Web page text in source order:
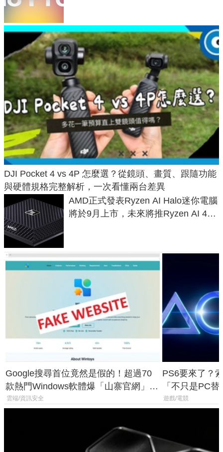
DJI Pocket 4 vs 4P 怎麼選？從鏡頭、畫質、跟隨功能
與硬體規格完整解析，一次看懂兩台差異
AMD正式發表Ryzen AI Halo迷你電腦
將於9月上市，未來將推Ryzen AI 400
Google搜尋首位竟然是假的！超過70
款熱門Windows軟體爆「山寨官網」危
機
雲端/資訊安全
PS6要來了？
「不只是PC
廳、進軍電競
遊戲/電競